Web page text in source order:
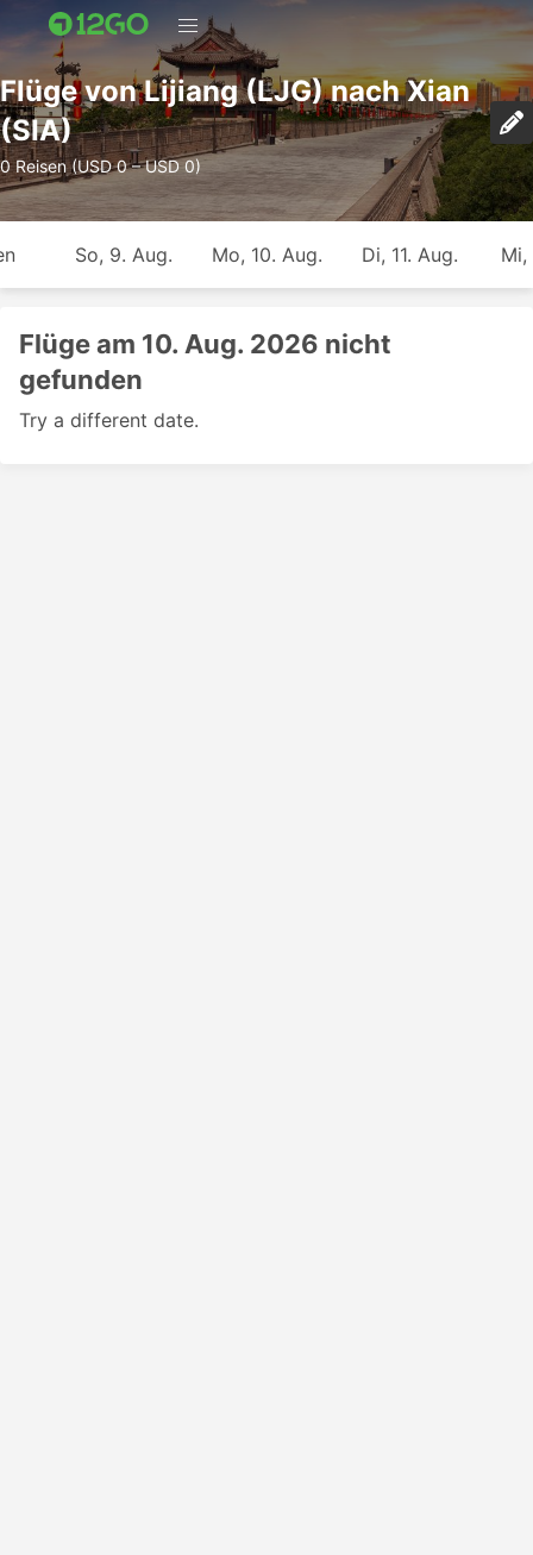
Flüge von Lijiang (LJG) nach Xian
(SIA)
0 Reisen (USD 0 – USD 0)
So, 9. Aug. Mo, 10. Aug. Di, 11. Aug. Mi,
Flüge am 10. Aug. 2026 nicht
gefunden
Try a different date.